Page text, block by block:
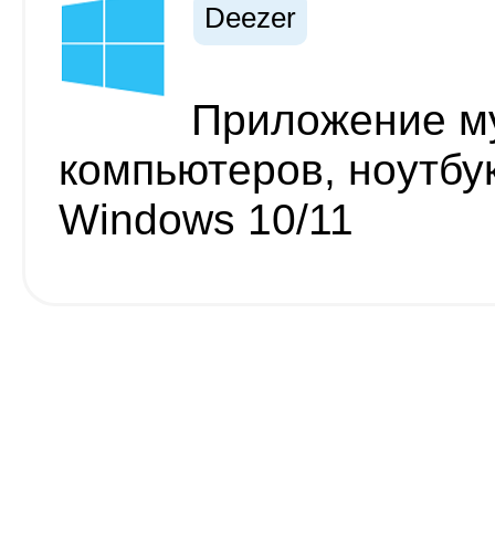
Deezer
Приложение
компьютеров,
Windows 10/11